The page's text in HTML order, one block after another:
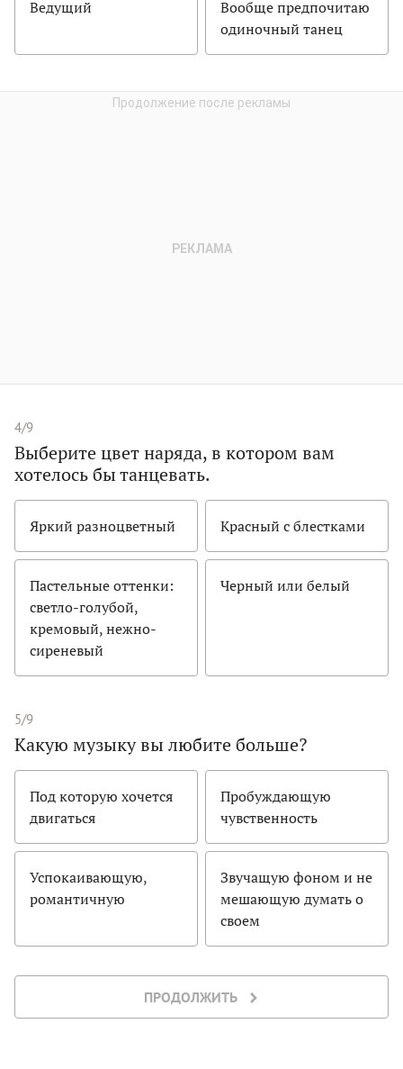
Ведущий
Вообще предпочитаю
одиночный танец
4/9
Выберите цвет наряда, в котором вам
хотелось бы танцевать.
Яркий разноцветный Красный с блестками
Пастельные оттенки:
светло-голубой,
кремовый, нежно-
сиреневый
Черный или белый
5/9
Какую музыку вы любите больше?
Под которую хочется
двигаться
Пробуждающую
чувственность
Успокаивающую,
романтичную
Звучащую фоном и не
мешающую думать о
своем
ПРОДОЛЖИТЬ